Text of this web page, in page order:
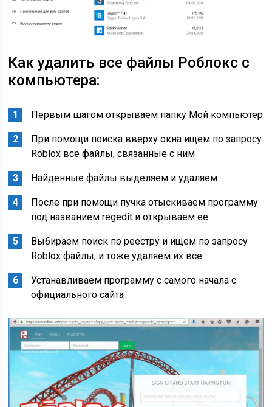
Как удалить все файлы Роблокс с
компьютера:
Первым шагом открываем папку Мой компьютер
При помощи поиска вверху окна ищем по запросу
Roblox все файлы, связанные с ним
Найденные файлы выделяем и удаляем
После при помощи пучка отыскиваем программу
под названием regedit и открываем ее
Выбираем поиск по реестру и ищем по запросу
Roblox файлы, и тоже удаляем их все
Устанавливаем программу с самого начала с
официального сайта